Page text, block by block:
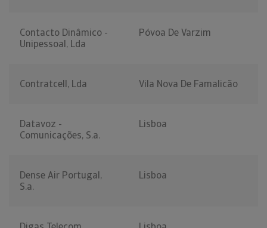
Contacto Dinâmico -
Unipessoal, Lda
Póvoa De Varzim
Contratcell, Lda Vila Nova De Famalicão
Datavoz -
Comunicações, S.a.
Lisboa
Dense Air Portugal,
S.a.
Lisboa